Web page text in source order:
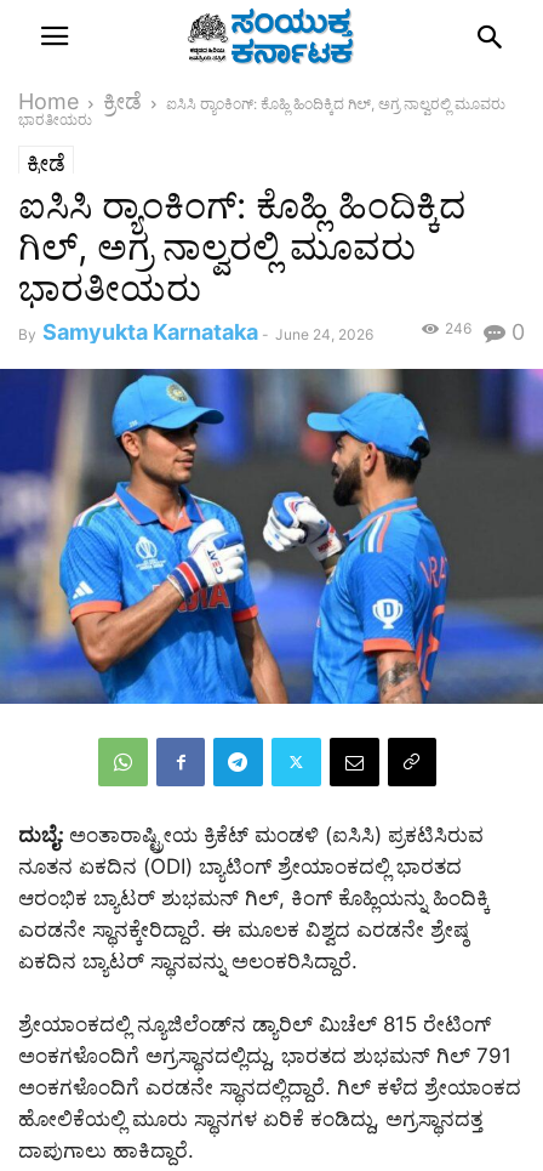
Home ಕ್ರೀಡೆ
ಐಸಿಸಿ ರ‍್ಯಾಂಕಿಂಗ್‌: ಕೊಹ್ಲಿ ಹಿಂದಿಕ್ಕಿದ ಗಿಲ್‌, ಅಗ್ರ ನಾಲ್ವರಲ್ಲಿ ಮೂವರು
ಭಾರತೀಯರು
ಕ್ರೀಡೆ
ಐಸಿಸಿ ರ‍್ಯಾಂಕಿಂಗ್‌: ಕೊಹ್ಲಿ ಹಿಂದಿಕ್ಕಿದ
ಗಿಲ್‌, ಅಗ್ರ ನಾಲ್ವರಲ್ಲಿ ಮೂವರು
ಭಾರತೀಯರು
By Samyukta Karnataka - June 24, 2026 0
246
ದುಬೈ: ಅಂತಾರಾಷ್ಟ್ರೀಯ ಕ್ರಿಕೆಟ್ ಮಂಡಳಿ (ಐಸಿಸಿ) ಪ್ರಕಟಿಸಿರುವ
ನೂತನ ಏಕದಿನ (ODI) ಬ್ಯಾಟಿಂಗ್ ಶ್ರೇಯಾಂಕದಲ್ಲಿ ಭಾರತದ
ಆರಂಭಿಕ ಬ್ಯಾಟರ್ ಶುಭಮನ್ ಗಿಲ್, ಕಿಂಗ್ ಕೊಹ್ಲಿಯನ್ನು ಹಿಂದಿಕ್ಕಿ
ಎರಡನೇ ಸ್ಥಾನಕ್ಕೇರಿದ್ದಾರೆ. ಈ ಮೂಲಕ ವಿಶ್ವದ ಎರಡನೇ ಶ್ರೇಷ್ಠ
ಏಕದಿನ ಬ್ಯಾಟರ್ ಸ್ಥಾನವನ್ನು ಅಲಂಕರಿಸಿದ್ದಾರೆ.
ಶ್ರೇಯಾಂಕದಲ್ಲಿ ನ್ಯೂಜಿಲೆಂಡ್‌ನ ಡ್ಯಾರಿಲ್ ಮಿಚೆಲ್ 815 ರೇಟಿಂಗ್
ಅಂಕಗಳೊಂದಿಗೆ ಅಗ್ರಸ್ಥಾನದಲ್ಲಿದ್ದು, ಭಾರತದ ಶುಭಮನ್ ಗಿಲ್ 791
ಅಂಕಗಳೊಂದಿಗೆ ಎರಡನೇ ಸ್ಥಾನದಲ್ಲಿದ್ದಾರೆ. ಗಿಲ್ ಕಳೆದ ಶ್ರೇಯಾಂಕದ
ಹೋಲಿಕೆಯಲ್ಲಿ ಮೂರು ಸ್ಥಾನಗಳ ಏರಿಕೆ ಕಂಡಿದ್ದು, ಅಗ್ರಸ್ಥಾನದತ್ತ
ದಾಪುಗಾಲು ಹಾಕಿದ್ದಾರೆ.